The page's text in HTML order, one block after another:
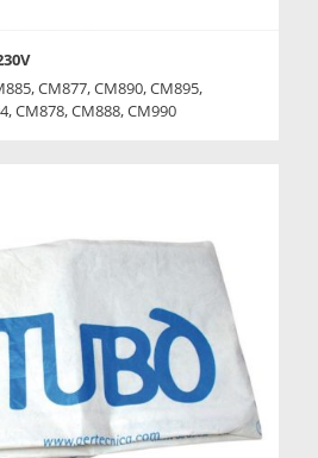
CM877, CM890, CM895,
CM878, CM888, CM990